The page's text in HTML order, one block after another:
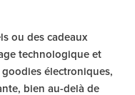
ou des cadeaux
technologique et
électroniques,
bien au-delà de